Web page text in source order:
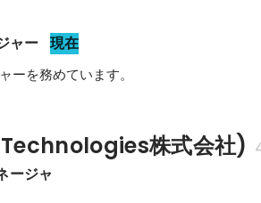
ャー 現在
ーを務めています。
株式会社)
ージャ